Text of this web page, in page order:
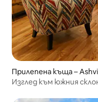
Прилепена къща –
Изглед към южния